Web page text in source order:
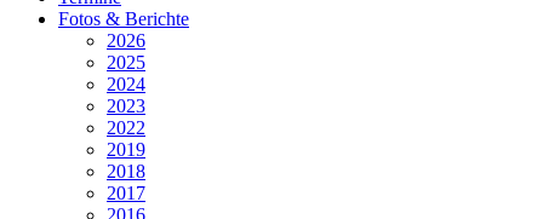
Fotos & Berichte
2026
2025
2024
2023
2022
2019
2018
2017
2016